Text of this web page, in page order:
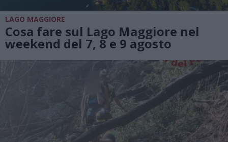
LAGO MAGGIORE
Cosa fare sul Lago Maggiore nel
weekend del 7, 8 e 9 agosto